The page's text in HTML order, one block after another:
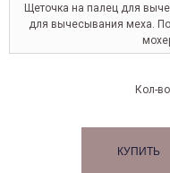
Щеточка на палец для
для вычесывания меха.
Кол-